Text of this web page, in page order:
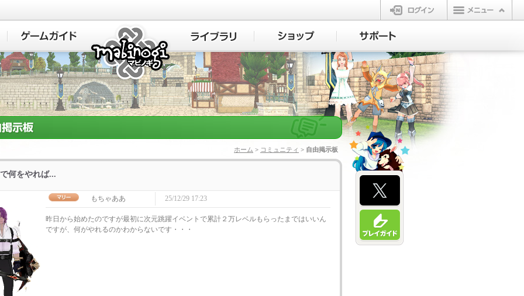
ログイン
マビノギ
ホーム > コミュニティ > 自由掲示板
何をやれば...
もちゃああ 25/12/29 17:23
昨日から始めたのですが最初に次元跳躍イベントで累計２万レベルもらったまではいいん
ですが、何がやれるのかわからないです・・・